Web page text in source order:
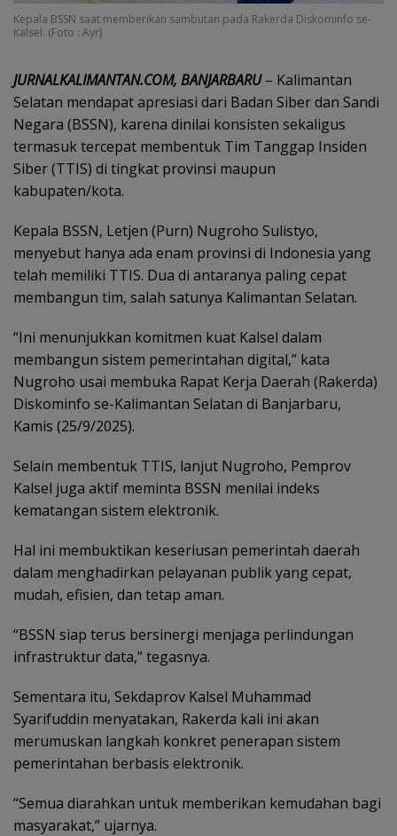
Kepala BSSN saat memberikan sambutan pada Rakerda Diskominfo se-
Kalsel. (Foto : Ayr)
JURNALKALIMANTAN.COM, BANJARBARU– Kalimantan
Selatan mendapat apresiasi dari Badan Siber dan Sandi
Negara (BSSN), karena dinilai konsisten sekaligus
termasuk tercepat membentuk Tim Tanggap Insiden
Siber (TTIS) di tingkat provinsi maupun
kabupaten/kota.
Kepala BSSN, Letjen (Purn) Nugroho Sulistyo,
menyebut hanya ada enam provinsi di Indonesia yang
telah memiliki TTIS. Dua di antaranya paling cepat
membangun tim, salah satunya Kalimantan Selatan.
“Ini menunjukkan komitmen kuat Kalsel dalam
membangun sistem pemerintahan digital,” kata
Nugroho usai membuka Rapat Kerja Daerah (Rakerda)
Diskominfo se-Kalimantan Selatan di Banjarbaru,
Kamis (25/9/2025).
Selain membentuk TTIS, lanjut Nugroho, Pemprov
Kalsel juga aktif meminta BSSN menilai indeks
kematangan sistem elektronik.
Hal ini membuktikan keseriusan pemerintah daerah
dalam menghadirkan pelayanan publik yang cepat,
mudah, efisien, dan tetap aman.
“BSSN siap terus bersinergi menjaga perlindungan
infrastruktur data,” tegasnya.
Sementara itu, Sekdaprov Kalsel Muhammad
Syarifuddin menyatakan, Rakerda kali ini akan
merumuskan langkah konkret penerapan sistem
pemerintahan berbasis elektronik.
“Semua diarahkan untuk memberikan kemudahan bagi
masyarakat,” ujarnya.